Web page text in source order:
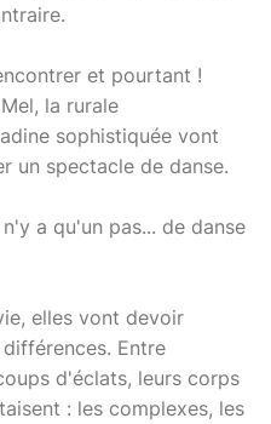
et pourtant !
la rurale
sophistiquée vont
un spectacle de danse.
a qu'un pas... de danse
elles vont devoir
Entre
d'éclats, leurs corps
: les complexes, les